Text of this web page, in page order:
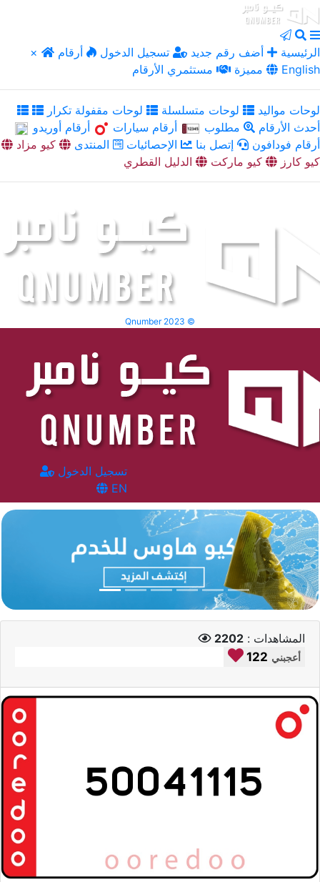
× الرئيسية أضف رقم جديد تسجيل الدخول
أرقام
مميزة
مستثمري الأرقام English
لوحات مواليد لوحات متسلسلة
لوحات مقفولة تكرار
أحدث الأرقام
مطلوب أرقام سيارات
أرقام أوريدو
أرقام فودافون
إتصل بنا الإحصائيات المنتدى
كيو مزاد
كيو كارز
كيو ماركت الدليل القطري
Qnumber 2023 ©
تسجيل الدخول
EN
المشاهدات : 2202
122 أعجبني